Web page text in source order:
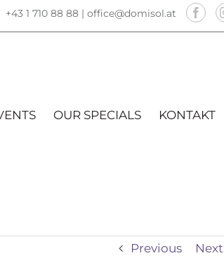
+43 1 710 88 88 | office@domisol.at
OUR SPECIALS KONTAKT
Previous Next